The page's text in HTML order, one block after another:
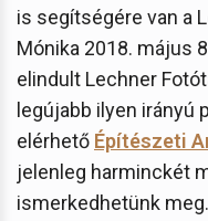
is segítségére van a
Mónika 2018. május
elindult Lechner
legújabb ilyen irányú
elérhető Építészeti
jelenleg harminckét
ismerkedhetünk